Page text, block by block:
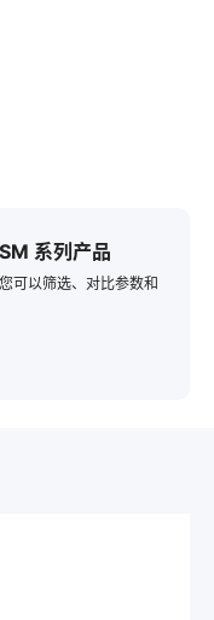
系列产品
可以筛选、对比参数和